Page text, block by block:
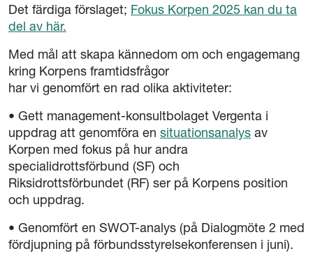
Det färdiga förslaget; Fokus Korpen 2025 kan du ta
del av här.
Med mål att skapa kännedom om och engagemang
kring Korpens framtidsfrågor
har vi genomfört en rad olika aktiviteter:
• Gett management-konsultbolaget Vergenta i
uppdrag att genomföra en situationsanalys av
Korpen med fokus på hur andra
specialidrottsförbund (SF) och
Riksidrottsförbundet (RF) ser på Korpens position
och uppdrag.
• Genomfört en SWOT-analys (på Dialogmöte 2 med
fördjupning på förbundsstyrelsekonferensen i juni).